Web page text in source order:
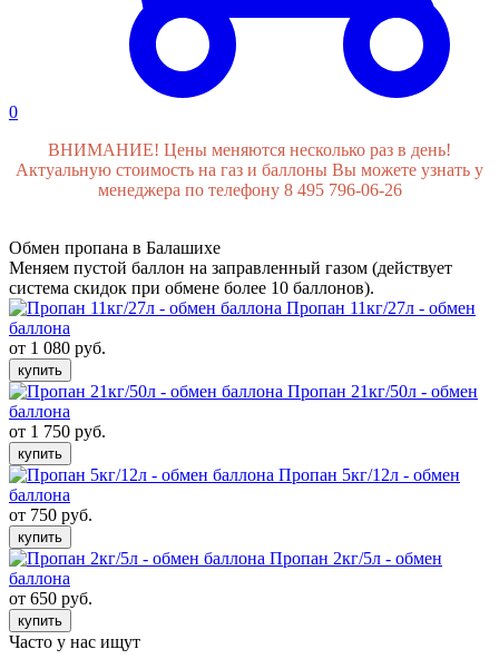
0
ВНИМАНИЕ! Цены меняются несколько раз в день!
Актуальную стоимость на газ и баллоны Вы можете узнать у
менеджера по телефону 8 495 796-06-26
Обмен пропана в Балашихе
Меняем пустой баллон на заправленный газом (действует
система скидок при обмене более 10 баллонов).
Пропан 11кг/27л - обмен
баллона
от 1 080 руб.
купить
Пропан 21кг/50л - обмен
баллона
от 1 750 руб.
купить
Пропан 5кг/12л - обмен
баллона
от 750 руб.
купить
Пропан 2кг/5л - обмен
баллона
от 650 руб.
купить
Часто у нас ищут